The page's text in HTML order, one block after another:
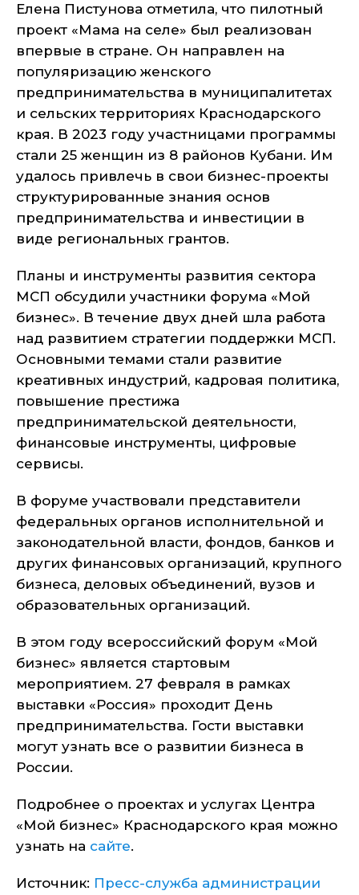
Елена Пистунова отметила, что пилотный
проект «Мама на селе» был реализован
впервые в стране. Он направлен на
популяризацию женского
предпринимательства в муниципалитетах
и сельских территориях Краснодарского
края. В 2023 году участницами программы
стали 25 женщин из 8 районов Кубани. Им
удалось привлечь в свои бизнес-проекты
структурированные знания основ
предпринимательства и инвестиции в
виде региональных грантов.
Планы и инструменты развития сектора
МСП обсудили участники форума «Мой
бизнес». В течение двух дней шла работа
над развитием стратегии поддержки МСП.
Основными темами стали развитие
креативных индустрий, кадровая политика,
повышение престижа
предпринимательской деятельности,
финансовые инструменты, цифровые
сервисы.
В форуме участвовали представители
федеральных органов исполнительной и
законодательной власти, фондов, банков и
других финансовых организаций, крупного
бизнеса, деловых объединений, вузов и
образовательных организаций.
В этом году всероссийский форум «Мой
бизнес» является стартовым
мероприятием. 27 февраля в рамках
выставки «Россия» проходит День
предпринимательства. Гости выставки
могут узнать все о развитии бизнеса в
России.
Подробнее о проектах и услугах Центра
«Мой бизнес» Краснодарского края можно
узнать на сайте.
Источник: Пресс-служба администрации